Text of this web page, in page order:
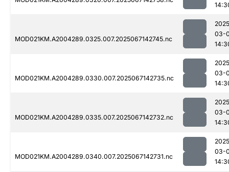
MOD021KM.A2004289.0325.007.2025067142745.nc
03-
MOD021KM.A2004289.0330.007.2025067142735.nc
03-
MOD021KM.A2004289.0335.007.2025067142732.nc
03-
MOD021KM.A2004289.0340.007.2025067142731.nc
03-